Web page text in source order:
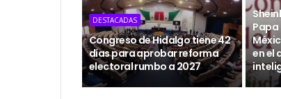
DESTACADAS
Congreso de Hidalgo tiene 42
días para aprobar reforma
electoral rumbo a 2027
Papa
en el